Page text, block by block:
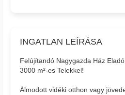
INGATLAN LEÍRÁSA
Felújítandó Nagygazda Ház
3000 m²-es Telekkel!
Álmodott vidéki otthon vagy